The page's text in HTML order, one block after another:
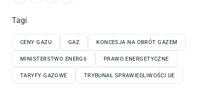
Tagi
CENY GAZU GAZ KONCESJA NA OBRÓT GAZEM
MINISTERSTWO ENERGII PRAWO ENERGETYCZNE
TARYFY GAZOWE TRYBUNAŁ SPRAWIEDLIWOŚCI UE